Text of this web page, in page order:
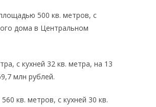
500 кв. метров, с
дома в Центральном
с кухней 32 кв. метра, на 13
млн рублей.
кв. метров, с кухней 30 кв.